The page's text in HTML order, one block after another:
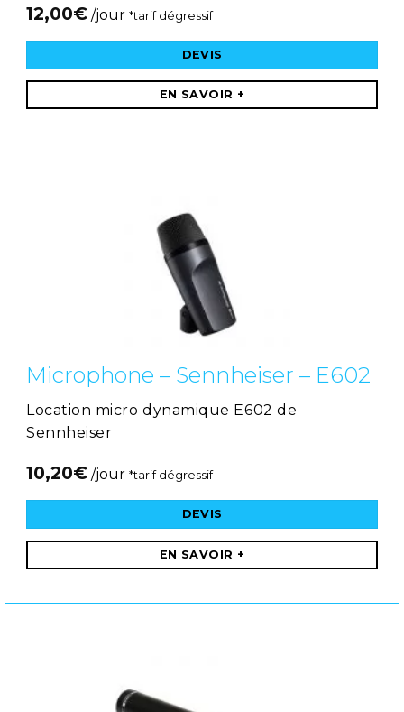
12,00€ /jour *tarif dégressif
DEVIS
EN SAVOIR +
Microphone – Sennheiser – E602
Location micro dynamique E602 de
Sennheiser
10,20€ /jour *tarif dégressif
DEVIS
EN SAVOIR +